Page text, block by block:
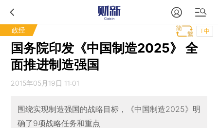
政经 T中
国务院印发《中国制造2025》 全
面推进制造强国
2015年05月19日 11:01
围绕实现制造强国的战略目标，《中国制造2025》明
确了9项战略任务和重点